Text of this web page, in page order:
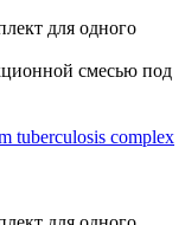
complex